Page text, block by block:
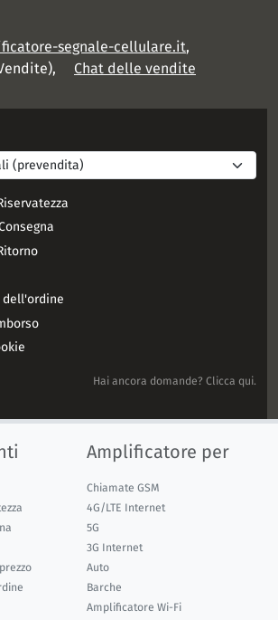
segnale-cellulare.it,
Chat delle vendite
dell'ordine
Hai ancora domande? Clicca qui.
Amplificatore per
Chiamate GSM
4G/LTE Internet
5G
3G Internet
Auto
Barche
Amplificatore Wi-Fi